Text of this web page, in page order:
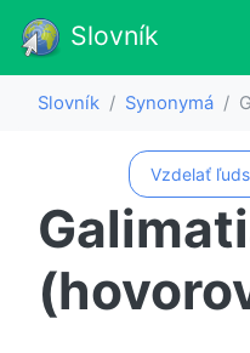
Slovník
Slovník Synonymá
Vzdelať